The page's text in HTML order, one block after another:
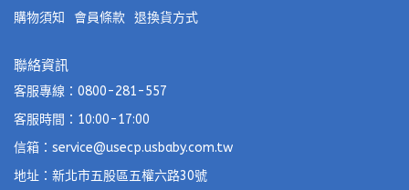
購物須知 會員條款 退換貨方式
聯絡資訊
客服專線：0800-281-557
客服時間：10:00-17:00
信箱：service@usecp.usbaby.com.tw
地址：新北市五股區五權六路30號